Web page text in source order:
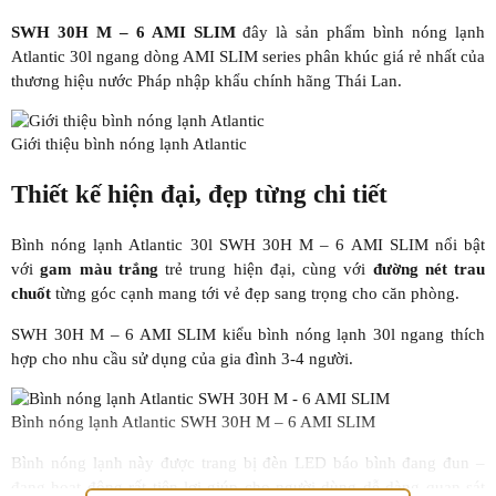
SWH 30H M – 6 AMI SLIMđây là sản phẩm bình nóng lạnh
Atlantic 30l ngang dòng AMI SLIM series phân khúc giá rẻ nhất của
thương hiệu nước Pháp nhập khẩu chính hãng Thái Lan.
Giới thiệu bình nóng lạnh Atlantic
Thiết kế hiện đại, đẹp từng chi tiết
Bình nóng lạnh Atlantic 30l SWH 30H M – 6 AMI SLIM nổi bật
vớigam màu trắng trẻ trung hiện đại, cùng với đường nét trau
chuốt từng góc cạnh mang tới vẻ đẹp sang trọng cho căn phòng.
SWH 30H M – 6 AMI SLIM kiểu bình nóng lạnh 30l ngang thích
hợp cho nhu cầu sử dụng của gia đình 3-4 người.
Bình nóng lạnh Atlantic SWH 30H M – 6 AMI SLIM
Bình nóng lạnh này được trang bị đèn LED báo bình đang đun –
đang hoạt động rất tiện lợi giúp cho người dùng dễ dàng quan sát